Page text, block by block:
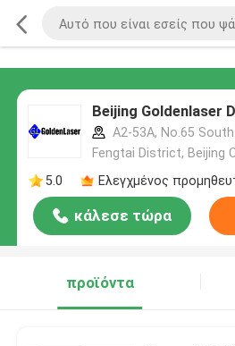
Beijing Goldenlaser
A2-53A, No.65
Fengtai District, Beijing
5.0
Ελεγχμένος
κάλεσε τώρα
προϊόντα